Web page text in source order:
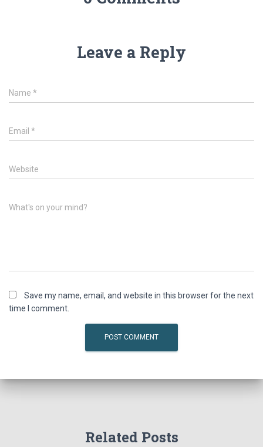
Leave a Reply
Name *
Email *
Website
What's on your mind?
Save my name, email, and website in this browser for the next
time I comment.
Related Posts